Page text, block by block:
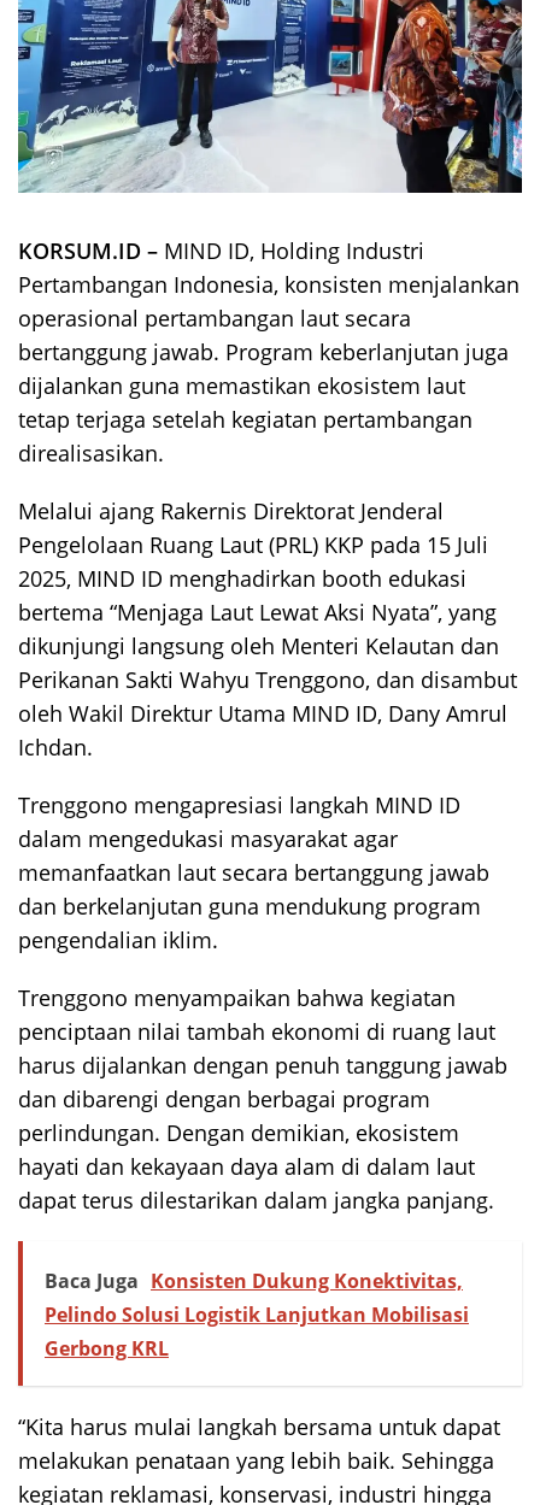
KORSUM.ID – MIND ID, Holding Industri
Pertambangan Indonesia, konsisten menjalankan
operasional pertambangan laut secara
bertanggung jawab. Program keberlanjutan juga
dijalankan guna memastikan ekosistem laut
tetap terjaga setelah kegiatan pertambangan
direalisasikan.
Melalui ajang Rakernis Direktorat Jenderal
Pengelolaan Ruang Laut (PRL) KKP pada 15 Juli
2025, MIND ID menghadirkan booth edukasi
bertema “Menjaga Laut Lewat Aksi Nyata”, yang
dikunjungi langsung oleh Menteri Kelautan dan
Perikanan Sakti Wahyu Trenggono, dan disambut
oleh Wakil Direktur Utama MIND ID, Dany Amrul
Ichdan.
Trenggono mengapresiasi langkah MIND ID
dalam mengedukasi masyarakat agar
memanfaatkan laut secara bertanggung jawab
dan berkelanjutan guna mendukung program
pengendalian iklim.
Trenggono menyampaikan bahwa kegiatan
penciptaan nilai tambah ekonomi di ruang laut
harus dijalankan dengan penuh tanggung jawab
dan dibarengi dengan berbagai program
perlindungan. Dengan demikian, ekosistem
hayati dan kekayaan daya alam di dalam laut
dapat terus dilestarikan dalam jangka panjang.
Baca Juga Konsisten Dukung Konektivitas,
Pelindo Solusi Logistik Lanjutkan Mobilisasi
Gerbong KRL
“Kita harus mulai langkah bersama untuk dapat
melakukan penataan yang lebih baik. Sehingga
kegiatan reklamasi, konservasi, industri hingga